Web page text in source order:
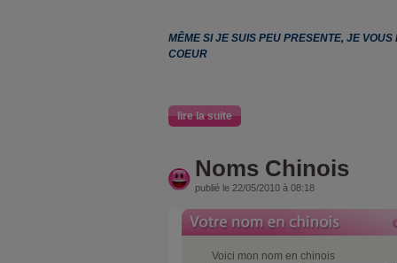
MÊME SI JE SUIS PEU PRESENTE, JE
COEUR
lire la suite
Noms Chinois
publié le 22/05/2010 à 08:18
Voici mon nom en chinois